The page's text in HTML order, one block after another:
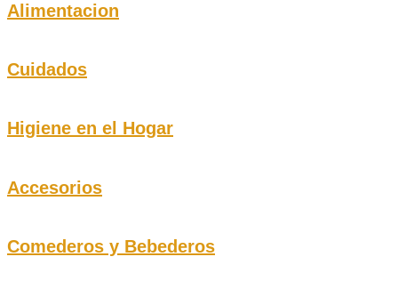
Alimentacion
Cuidados
Higiene en el Hogar
Accesorios
Comederos y Bebederos